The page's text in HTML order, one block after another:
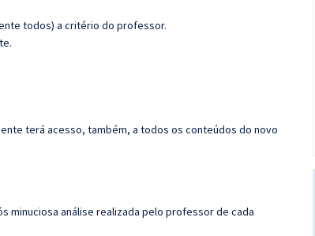
todos) a critério do professor.
terá acesso, também, a todos os conteúdos do novo
minuciosa análise realizada pelo professor de cada